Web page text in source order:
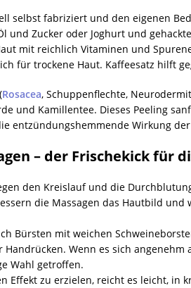
selbst fabriziert und den eigenen
und Zucker oder Joghurt und
mit reichlich Vitaminen und
für trockene Haut. Kaffeesatz hilft
Rosacea, Schuppenflechte,
und Kamillentee. Dieses Peeling
entzündungshemmende Wirkung
– der Frischekick für
den Kreislauf und die
die Massagen das Hautbild
Bürsten mit weichen
Wenn es sich
Wahl getroffen.
Effekt zu erzielen, reicht es leicht, in